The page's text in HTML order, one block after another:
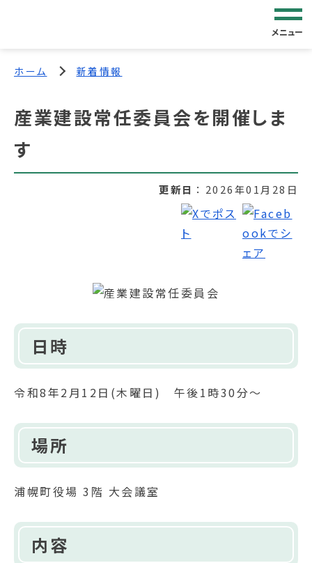
メニュー
ホーム 新着情報
産業建設常任委員会を開催しま
す
更新日 2026年01月28日
日時
令和8年2月12日(木曜日) 午後1時30分～
場所
浦幌町役場 3階 大会議室
内容